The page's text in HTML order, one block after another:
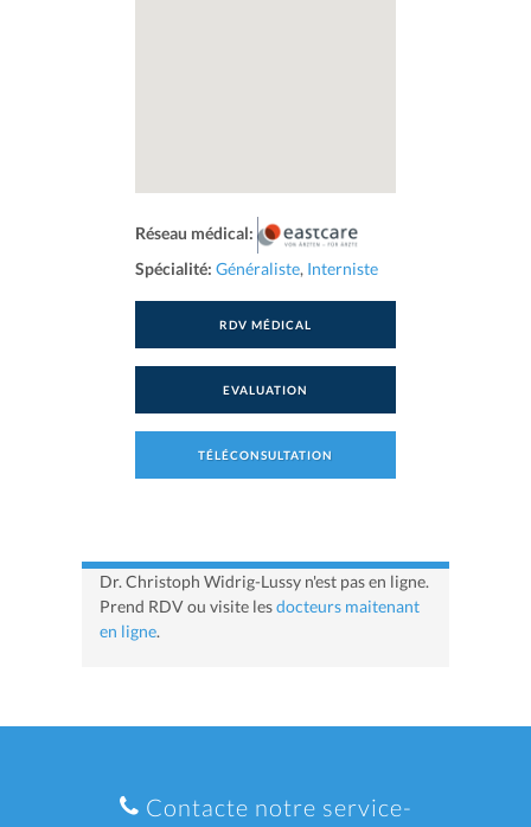
Réseau médical:
Spécialité: Généraliste, Interniste
RDV MÉDICAL
EVALUATION
TÉLÉCONSULTATION
Dr. Christoph Widrig-Lussy n'est pas en ligne.
Prend RDV ou visite lesdocteurs maitenant
en ligne.
Contacte notre service-